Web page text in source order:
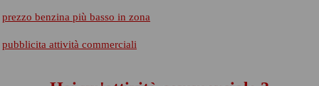
prezzo benzina più basso in zona
pubblicita attività commerciali